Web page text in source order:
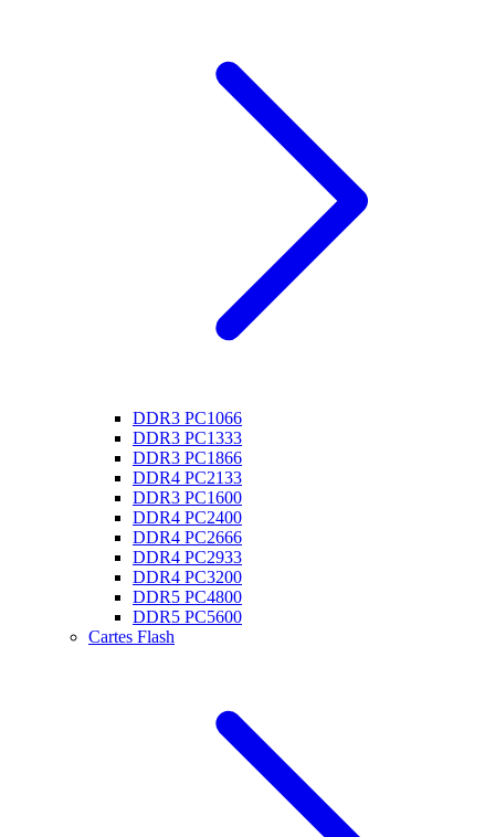
DDR3 PC1066
DDR3 PC1333
DDR3 PC1866
DDR4 PC2133
DDR3 PC1600
DDR4 PC2400
DDR4 PC2666
DDR4 PC2933
DDR4 PC3200
DDR5 PC4800
DDR5 PC5600
Cartes Flash